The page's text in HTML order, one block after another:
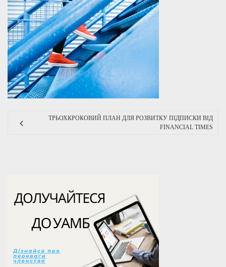
ТРЬОХКРОКОВИЙ ПЛАН ДЛЯ РОЗВИТКУ ПІДПИСКИ ВІД
FINANCIAL TIMES